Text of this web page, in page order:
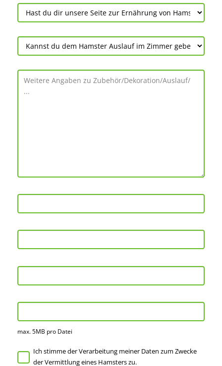
max. 5MB pro Datei
Ich stimme der Verarbeitung meiner Daten zum Zwecke
der Vermittlung eines Hamsters zu.